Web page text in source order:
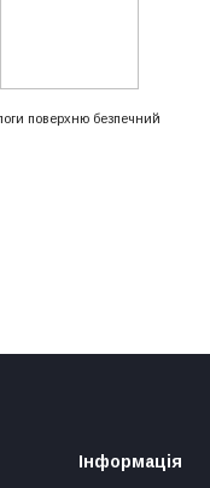
поверхню безпечний
Інформація